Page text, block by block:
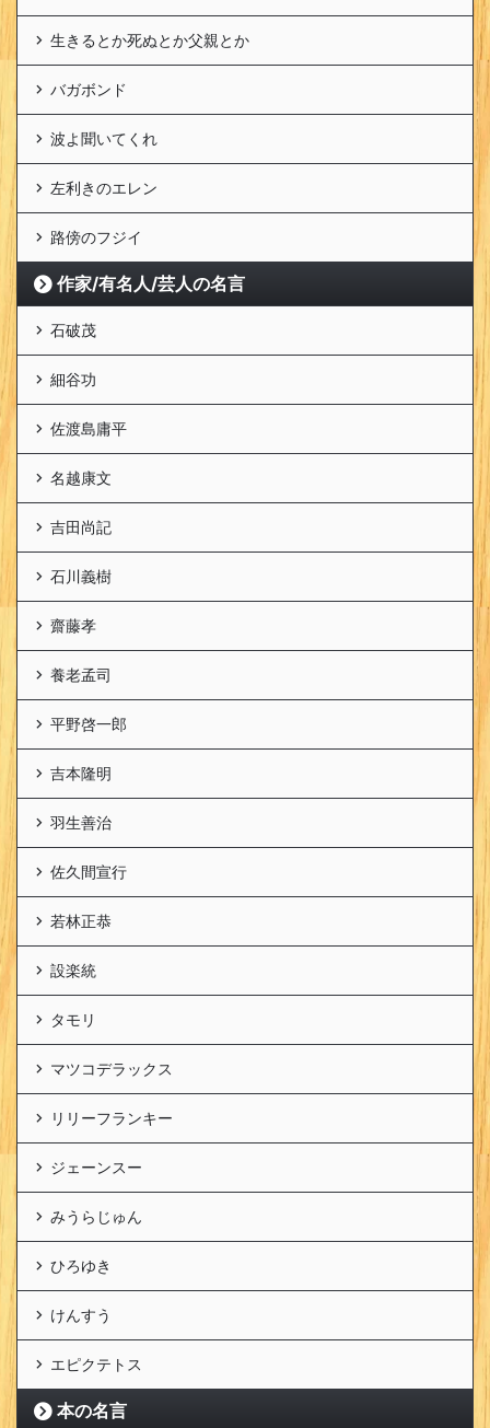
生きるとか死ぬとか父親とか
バガボンド
波よ聞いてくれ
左利きのエレン
路傍のフジイ
作家/有名人/芸人の名言
石破茂
細谷功
佐渡島庸平
名越康文
吉田尚記
石川義樹
齋藤孝
養老孟司
平野啓一郎
吉本隆明
羽生善治
佐久間宣行
若林正恭
設楽統
タモリ
マツコデラックス
リリーフランキー
ジェーンスー
みうらじゅん
ひろゆき
けんすう
エピクテトス
本の名言